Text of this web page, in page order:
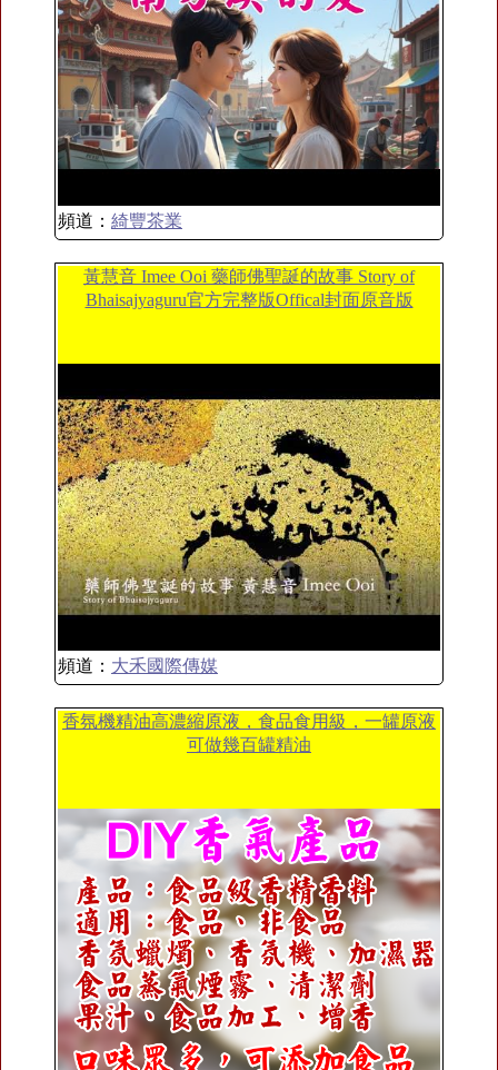
頻道： 綺豐茶業
黃慧音 Imee Ooi 藥師佛聖誕的故事 Story of
Bhaisajyaguru官方完整版Offical封面原音版
頻道： 大禾國際傳媒
香氛機精油高濃縮原液，食品食用級，一罐原液
可做幾百罐精油